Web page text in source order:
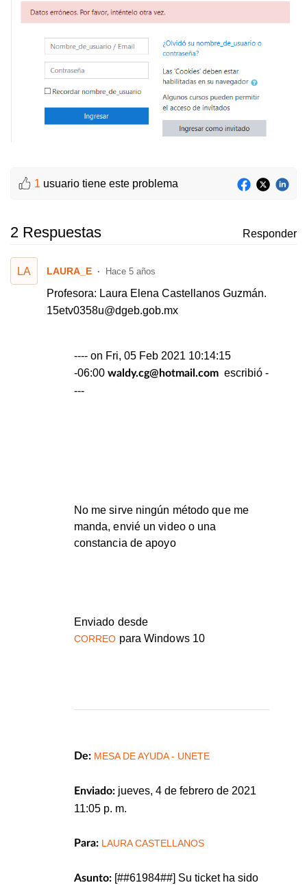
1 usuario tiene este problema
2 Respuestas Responder
LA LAURA_E Hace 5 años
Profesora: Laura Elena Castellanos Guzmán.
15etv0358u@dgeb.gob.mx
---- on Fri, 05 Feb 2021 10:14:15
-06:00waldy.cg@hotmail.com escribió -
---
No me sirve ningún método que me
manda, envié un video o una
constancia de apoyo
Enviado desde
CORREO para Windows 10
De: MESA DE AYUDA - UNETE
Enviado: jueves, 4 de febrero de 2021
11:05 p. m.
Para: LAURA CASTELLANOS
Asunto: [##61984##] Su ticket ha sido